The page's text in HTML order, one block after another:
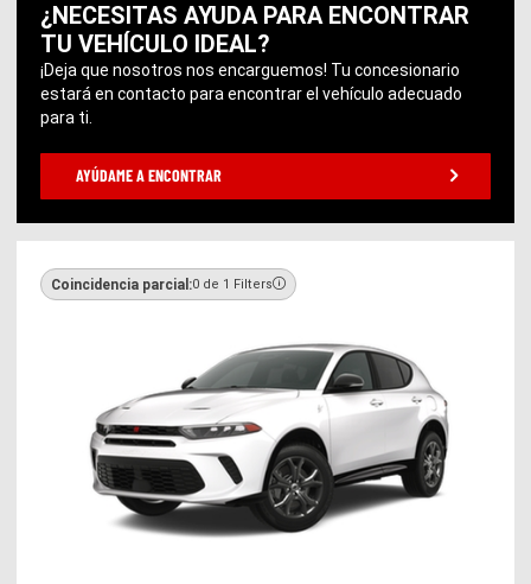
¿NECESITAS AYUDA PARA ENCONTRAR
TU VEHÍCULO IDEAL?
¡Deja que nosotros nos encarguemos! Tu concesionario
estará en contacto para encontrar el vehículo adecuado
para ti.
AYÚDAME A ENCONTRAR
Coincidencia parcial:0 de 1 Filters